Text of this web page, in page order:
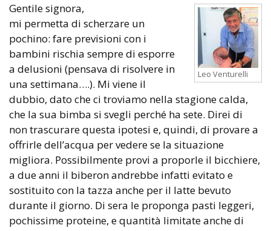
Leo Venturelli
Gentile signora,
mi permetta di scherzare un
pochino: fare previsioni con i
bambini rischia sempre di esporre
a delusioni (pensava di risolvere in
una settimana….). Mi viene il
dubbio, dato che ci troviamo nella stagione calda,
che la sua bimba si svegli perché ha sete. Direi di
non trascurare questa ipotesi e, quindi, di provare a
offrirle dell’acqua per vedere se la situazione
migliora. Possibilmente provi a proporle il bicchiere,
a due anni il biberon andrebbe infatti evitato e
sostituito con la tazza anche per il latte bevuto
durante il giorno. Di sera le proponga pasti leggeri,
pochissime proteine, e quantità limitate anche di